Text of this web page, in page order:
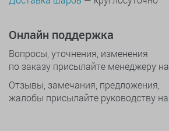
Онлайн поддержка
Вопросы, уточнения, изменения
по заказу присылайте менеджеру на
Отзывы, замечания, предложения,
жалобы присылайте руководству на